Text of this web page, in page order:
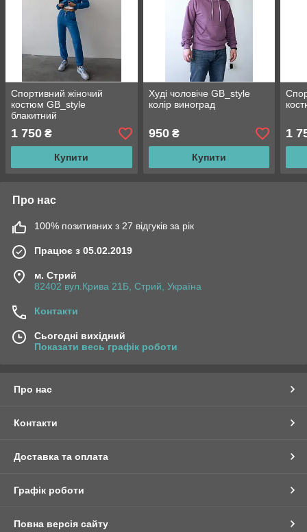
Спортивний жіночий
костюм GB_style
блакитний
1 750 ₴
Купити
Худі чоловіче GB_style
колір виноград
950₴
Купити
1
Про нас
100% позитивних з 27 відгуків за рік
Працює з 05.02.2019
м. Стрий
82402 вул.Крива 21Б, Стрий, Україна
Контакти
Сьогодні вихідний
Показати весь графік роботи
Про нас
Контакти
Доставка та оплата
Графік роботи
Повна версія сайту